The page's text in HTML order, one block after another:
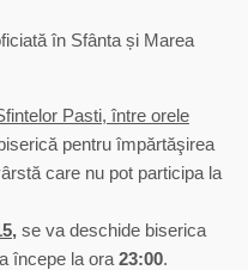
în Sfânta și Marea
Pasti, între orele
pentru împărtăşirea
care nu pot participa la
, se va deschide biserica
începe la ora 23:00.